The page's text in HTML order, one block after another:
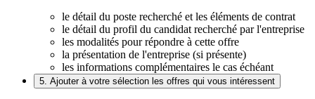
le détail du poste recherché et les éléments de contrat
le détail du profil du candidat recherché par l'entreprise
les modalités pour répondre à cette offre
la présentation de l'entreprise (si présente)
les informations complémentaires le cas échéant
5. Ajouter à votre sélection les offres qui vous intéressent